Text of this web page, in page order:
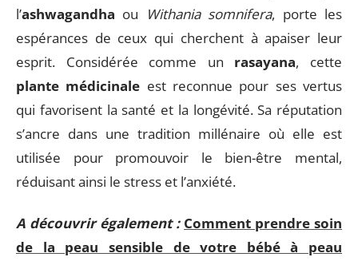
l’ashwagandha ou Withania somnifera, porte les
espérances de ceux qui cherchent à apaiser leur
esprit. Considérée comme un rasayana, cette
plante médicinale est reconnue pour ses vertus
qui favorisent la santé et la longévité. Sa réputation
s’ancre dans une tradition millénaire où elle est
utilisée pour promouvoir le bien-être mental,
réduisant ainsi le stress et l’anxiété.
A découvrir également : Comment prendre soin
de la peau sensible de votre bébé à peau